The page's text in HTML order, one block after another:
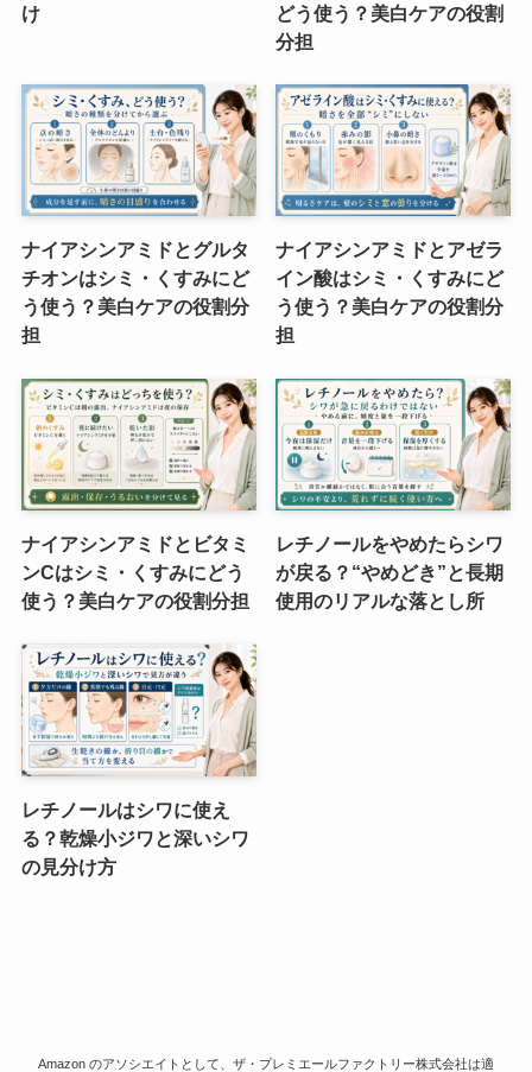
け
どう使う？美白ケアの役割
分担
ナイアシンアミドとグルタ
チオンはシミ・くすみにど
う使う？美白ケアの役割分
担
ナイアシンアミドとアゼラ
イン酸はシミ・くすみにど
う使う？美白ケアの役割分
担
ナイアシンアミドとビタミ
ンCはシミ・くすみにどう
使う？美白ケアの役割分担
レチノールをやめたらシワ
が戻る？“やめどき”と長期
使用のリアルな落とし所
レチノールはシワに使え
る？乾燥小ジワと深いシワ
の見分け方
Amazon のアソシエイトとして、ザ・プレミエールファクトリー株式会社は適